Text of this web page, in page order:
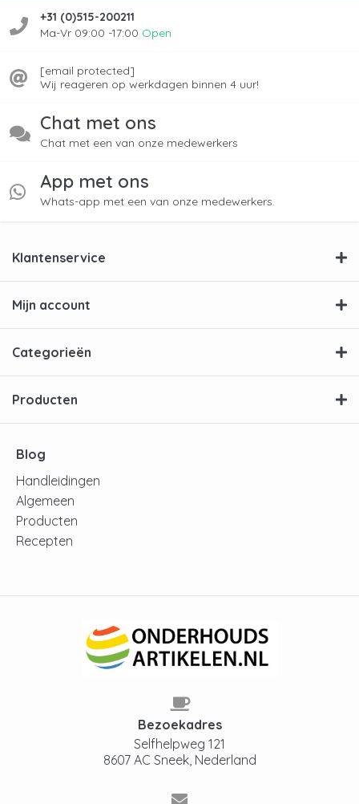
+31 (0)515-200211
Ma-Vr 09:00 -17:00 Open
[email protected]
Wij reageren op werkdagen binnen 4 uur!
Chat met ons
Chat met een van onze medewerkers
App met ons
Whats-app met een van onze medewerkers.
Klantenservice
Mijn account
Categorieën
Producten
Blog
Handleidingen
Algemeen
Producten
Recepten
Bezoekadres
Selfhelpweg 121
8607 AC Sneek, Nederland